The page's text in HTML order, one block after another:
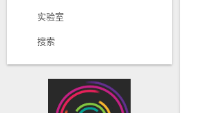
实验室
搜索